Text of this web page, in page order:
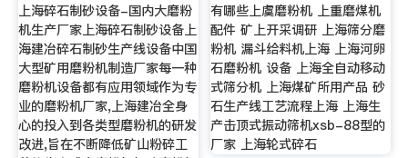
上海碎石制砂设备-国内大磨粉
机生产厂家上海碎石制砂设备上
海建冶碎石制砂生产线设备中国
大型矿用磨粉机制造厂家每一种
磨粉机设备都有应用领域作为专
业的磨粉机厂家,上海建冶全身
心的投入到各类型磨粉机的研发
改进,旨在不断降低矿山粉碎工
有哪些上虞磨粉机 上重磨煤机
配件 矿上开采调研 上海筛分磨
粉机 漏斗给料机上海 上海河卵
石磨粉机 设备 上海全自动移动
式筛分机 上海煤矿所用产品 砂
石生产线工艺流程上海 上海生
产击顶式振动筛机xsb-88型的
厂家 上海轮式碎石